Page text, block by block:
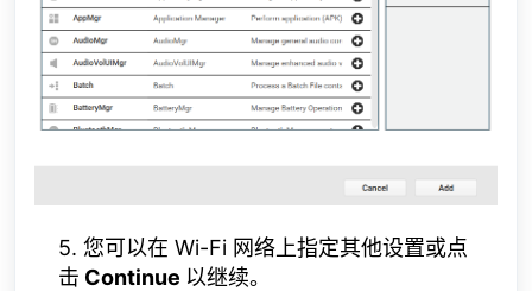
5. 您可以在 Wi-Fi 网络上指定其他设置或点
击 Continue 以继续。